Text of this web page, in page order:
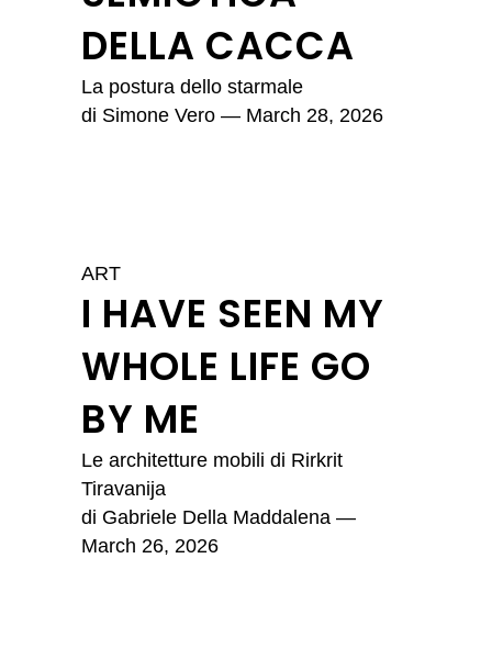
DELLA CACCA
La postura dello starmale
di Simone Vero — March 28, 2026
ART
I HAVE SEEN MY
WHOLE LIFE GO
BY ME
Le architetture mobili di Rirkrit
Tiravanija
di Gabriele Della Maddalena —
March 26, 2026